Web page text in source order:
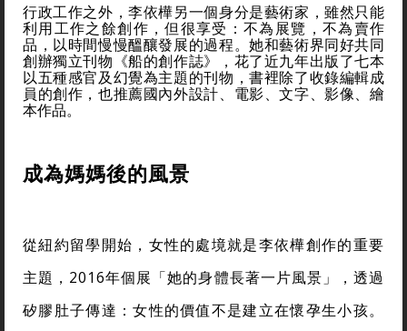
行政工作之外，李依樺另一個身分是藝術家，雖然只能
利用工作之餘創作，但很享受：不為展覽，不為賣作
品，以時間慢慢醞釀發展的過程。她和藝術界同好共同
創辦獨立刊物《船的創作誌》，花了近九年出版了七本
以五種感官及幻覺為主題的刊物，書裡除了收錄編輯成
員的創作，也推薦國內外設計、電影、文字、影像、繪
本作品。
成為媽媽後的風景
從紐約留學開始，女性的處境就是李依樺創作的重要
主題，2016年個展「她的身體長著一片風景」，透過
矽膠肚子傳達：女性的價值不是建立在懷孕生小孩。